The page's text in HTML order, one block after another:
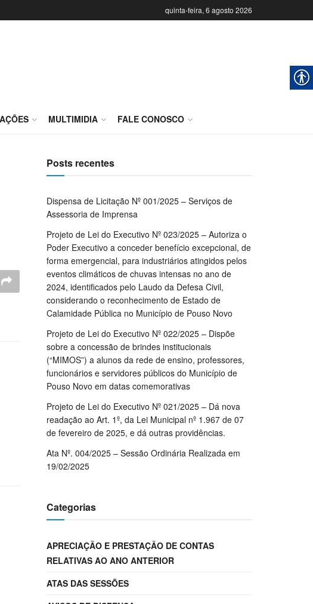
quinta-feira, 6 agosto 2026
MULTIMIDIA FALE CONOSCO
Posts recentes
Dispensa de Licitação Nº 001/2025 – Serviços de
Assessoria de Imprensa
Projeto de Lei do Executivo Nº 023/2025 – Autoriza o
Poder Executivo a conceder benefício excepcional, de
forma emergencial, para industriários atingidos pelos
eventos climáticos de chuvas intensas no ano de
2024, identificados pelo Laudo da Defesa Civil,
considerando o reconhecimento de Estado de
Calamidade Pública no Município de Pouso Novo
Projeto de Lei do Executivo Nº 022/2025 – Dispõe
sobre a concessão de brindes institucionais
(“MIMOS”) a alunos da rede de ensino, professores,
funcionários e servidores públicos do Município de
Pouso Novo em datas comemorativas
Projeto de Lei do Executivo Nº 021/2025 – Dá nova
readação ao Art. 1º, da Lei Municipal nº 1.967 de 07
de fevereiro de 2025, e dá outras providências.
Ata Nº. 004/2025 – Sessão Ordinária Realizada em
19/02/2025
Categorias
APRECIAÇÃO E PRESTAÇÃO DE CONTAS
RELATIVAS AO ANO ANTERIOR
ATAS DAS SESSÕES